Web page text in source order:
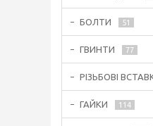
БОЛТИ 51
ГВИНТИ 77
РІЗЬБОВІ
ГАЙКИ 114